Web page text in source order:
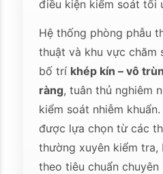
điều kiện kiểm soát tối
Hệ thống phòng phẫu
thuật và khu vực chăm
bố trí khép kín – vô
ràng, tuân thủ nghiêm
kiểm soát nhiễm
được lựa chọn từ các
thường xuyên kiểm
theo tiêu chuẩn chuyên